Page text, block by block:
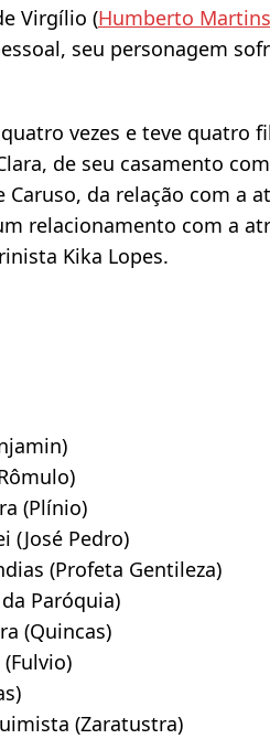
Virgílio (Humberto Martins
seu personagem
vezes e teve quatro
de seu casamento
Caruso, da relação com a
relacionamento com a
Kika Lopes.
(Plínio)
(José Pedro)
(Profeta Gentileza)
Paróquia)
(Quincas)
(Zaratustra)